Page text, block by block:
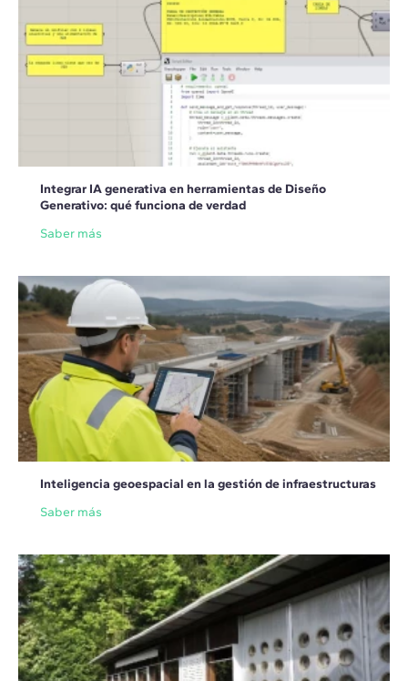
Integrar IA generativa en herramientas de Diseño
Generativo: qué funciona de verdad
Saber más
Inteligencia geoespacial en la gestión de infraestructuras
Saber más